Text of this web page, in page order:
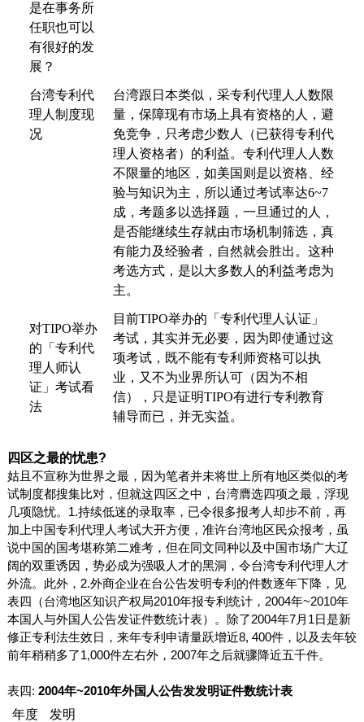
是在事务所
任职也可以
有很好的发
展？
台湾专利代
理人制度现
况
台湾跟日本类似，采专利代理人人数限
量，保障现有市场上具有资格的人，避
免竞争，只考虑少数人（已获得专利代
理人资格者）的利益。专利代理人人数
不限量的地区，如美国则是以资格、经
验与知识为主，所以通过考试率达6~7
成，考题多以选择题，一旦通过的人，
是否能继续生存就由市场机制筛选，真
有能力及经验者，自然就会胜出。这种
考选方式，是以大多数人的利益考虑为
主。
对TIPO举办
的「专利代
理人师认
证」考试看
法
目前TIPO举办的「专利代理人认证」
考试，其实并无必要，因为即使通过这
项考试，既不能有专利师资格可以执
业，又不为业界所认可（因为不相
信），只是证明TIPO有进行专利教育
辅导而已，并无实益。
四区之最的忧患?
姑且不宣称为世界之最，因为笔者并未将世上所有地区类似的考
试制度都搜集比对，但就这四区之中，台湾膺选四项之最，浮现
几项隐忧。 1.持续低迷的录取率，已令很多报考人却步不前，再
加上中国专利代理人考试大开方便，准许台湾地区民众报考，虽
说中国的国考堪称第二难考，但在同文同种以及中国市场广大辽
阔的双重诱因，势必成为强吸人才的黑洞，令台湾专利代理人才
外流。此外， 2.外商企业在台公告发明专利的件数逐年下降，见
表四（台湾地区知识产权局2010年报专利统计， 2004年~2010年
本国人与外国人公告发证件数统计表）。除了2004年7月 1日是新
修正专利法生效日，来年专利申请量跃增近8, 400件，以及去年较
前年稍稍多了1,000件左右外， 2007年之后就骤降近五千件。
表四: 2004年~2010年外国人公告发发明证件数统计表
年度
发明